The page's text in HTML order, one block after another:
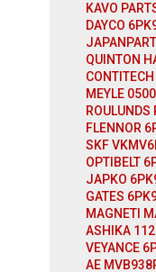
KAVO
DAYCO
QUINTON
MEYLE
FLENNOR
SKF
OPTIBELT
JAPKO
GATES
MAGNETI
ASHIKA
VEYANCE
AE